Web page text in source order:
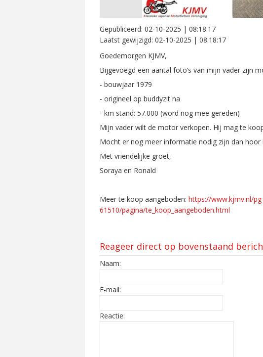
Gepubliceerd: 02-10-2025 | 08:18:17
Laatst gewijzigd: 02-10-2025 | 08:18:17
Goedemorgen KJMV,
Bijgevoegd een aantal foto’s van mijn vader zijn
- bouwjaar 1979
- origineel op buddyzit na
- km stand: 57.000 (word nog mee gereden)
Mijn vader wilt de motor verkopen. Hij mag te
Mocht er nog meer informatie nodig zijn dan hoor
Met vriendelijke groet,
Soraya en Ronald
Meer te koop aangeboden: https://www.kjmv.nl/
61510/pagina/te_koop_aangeboden.html
Reageer direct op bovenstaand
Naam:
E-mail:
Reactie: